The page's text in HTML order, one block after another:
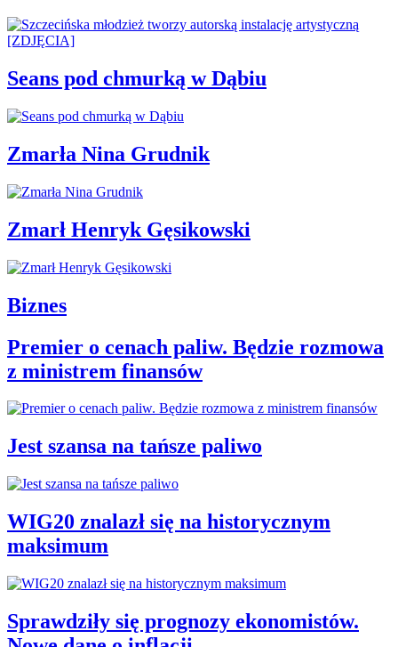
Seans pod chmurką w Dąbiu
Zmarła Nina Grudnik
Zmarł Henryk Gęsikowski
Biznes
Premier o cenach paliw. Będzie rozmowa
z ministrem finansów
Jest szansa na tańsze paliwo
WIG20 znalazł się na historycznym
maksimum
Sprawdziły się prognozy ekonomistów.